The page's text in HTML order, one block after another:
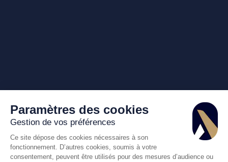
Paramètres des cookies
Gestion de vos préférences
Ce site dépose des cookies nécessaires à son
fonctionnement. D’autres cookies, soumis à votre
consentement, peuvent être utilisés pour des mesures d’audience ou